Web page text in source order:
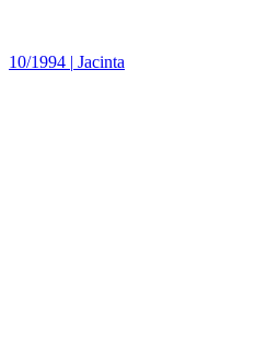
10/1994 | Jacinta